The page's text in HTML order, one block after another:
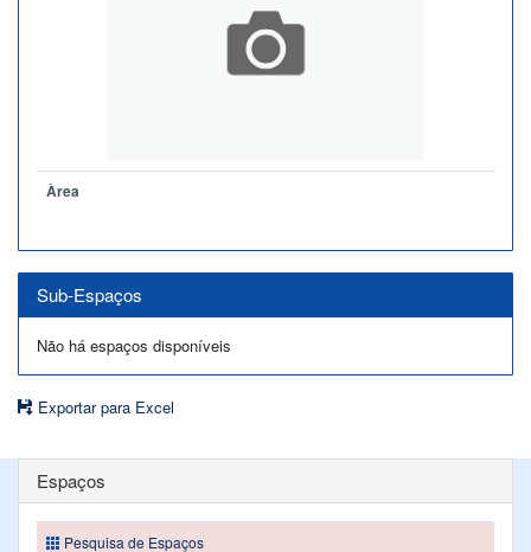
Àrea
Sub-Espaços
Não há espaços disponíveis
Exportar para Excel
Espaços
Pesquisa de Espaços